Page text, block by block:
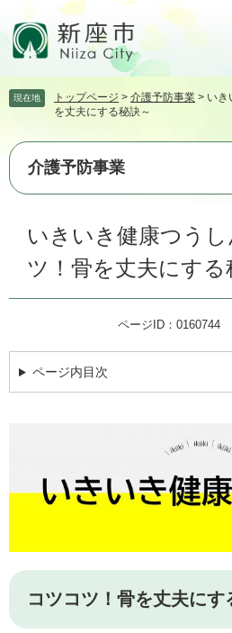
頭
す。
飛
て
本
現在地 トップページ > 介護予防事業 > いき
を丈夫にする秘訣～
介護予防事業
いきいき健康つう
ツ！骨を丈夫にする
ページID：0160744
ページ内目次
コツコツ！骨を丈夫にす